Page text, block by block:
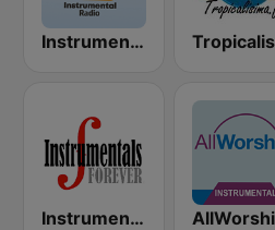
Instrumental radio
Instrumentals Forever